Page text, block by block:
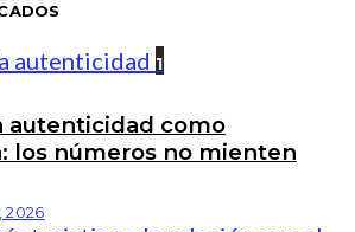
1
autenticidad como
los números no mienten
2026